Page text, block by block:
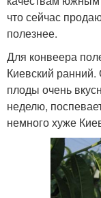
что сейчас
полезнее.
Для конвеера
Киевский
плоды очень
неделю,
немного хуже